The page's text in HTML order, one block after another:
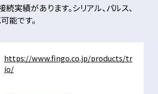
実績があります。シリアル、パルス、
能です。
https://www.fingo.co.jp/products/tr
io/